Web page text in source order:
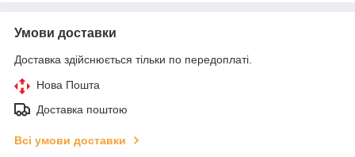
Умови доставки
Доставка здійснюється тільки по передоплаті.
Нова Пошта
Доставка поштою
Всі умови доставки